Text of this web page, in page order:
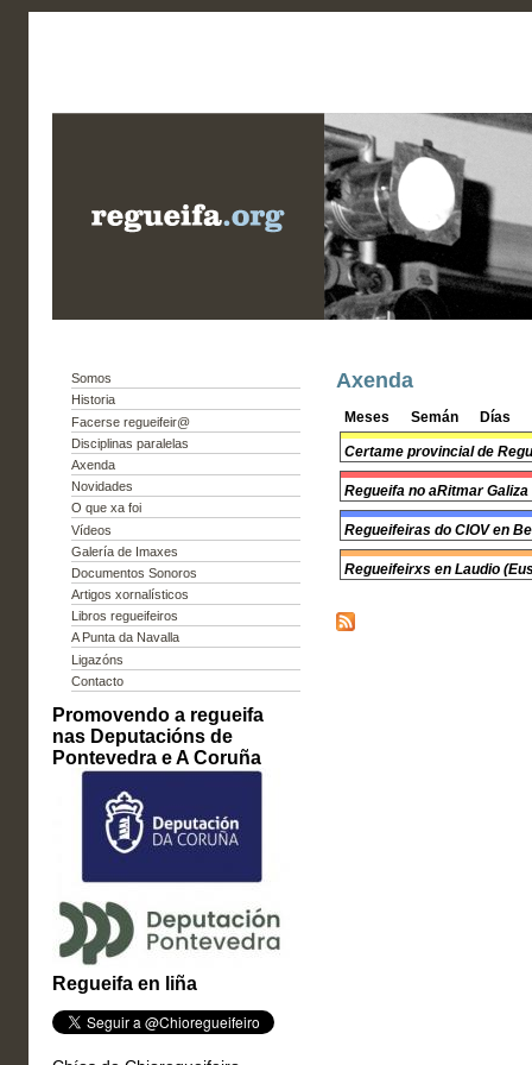
Somos
Historia
Facerse regueifeir@
Disciplinas paralelas
Axenda
Novidades
O que xa foi
Vídeos
Galería de Imaxes
Documentos Sonoros
Artigos xornalísticos
Libros regueifeiros
A Punta da Navalla
Ligazóns
Contacto
Promovendo a regueifa
nas Deputacións de
Pontevedra e A Coruña
Regueifa en liña
Axenda
Meses Semán Días
Certame provincial de
Regueifa no aRitmar
Regueifeiras do CIOV en
Regueifeirxs en Laudio